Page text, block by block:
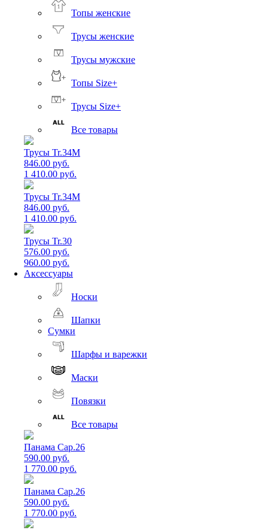
Топы женские
Трусы женские
Трусы мужские
Топы Size+
Трусы Size+
Все товары
Трусы Tr.34M
846.00 руб.
1 410.00 руб.
Трусы Tr.34M
846.00 руб.
1 410.00 руб.
Трусы Tr.30
576.00 руб.
960.00 руб.
Аксессуары
Носки
Шапки
Сумки
Шарфы и варежки
Маски
Повязки
Все товары
Панама Cap.26
590.00 руб.
1 770.00 руб.
Панама Cap.26
590.00 руб.
1 770.00 руб.